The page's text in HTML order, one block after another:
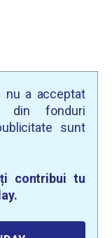
nu a acceptat
din fonduri
sunt
contribui tu